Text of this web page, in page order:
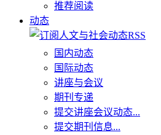
推荐阅读
动态
国内动态
国际动态
讲座与会议
期刊专递
提交讲座会议动态...
提交期刊信息...